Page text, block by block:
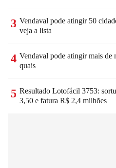
3 Vendaval pode atingir 50
veja a lista
4 Vendaval pode atingir mais de
quais
5 Resultado Lotofácil 3753:
3,50 e fatura R$ 2,4 milhões